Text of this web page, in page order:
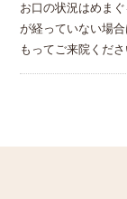
お口の状況はめま
が経っていない場
もってご来院くださ